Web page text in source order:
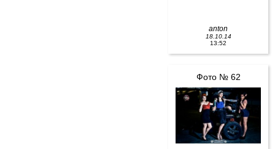
anton
18.10.14
13:52
Фото № 62